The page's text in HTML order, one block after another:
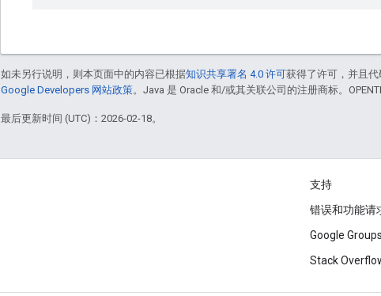
如未另行说明，则本页面中的内容已根据知识共享署名 4.0 许可获得了许可，并且
Google Developers 网站政策。Java 是 Oracle 和/或其关联公司的注册商标。
最后更新时间 (UTC)：2026-02-18。
支持
错误和功能请
Google Groups
Stack